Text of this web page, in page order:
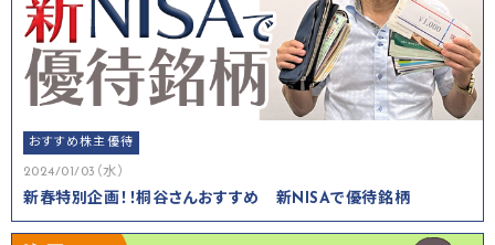
おすすめ株主優待
2024/01/03（水）
新春特別企画！！桐谷さんおすすめ 新NISAで優待銘柄